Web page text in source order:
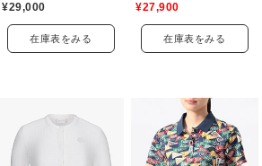
¥29,000
在庫表をみる
¥27,900
在庫表をみる